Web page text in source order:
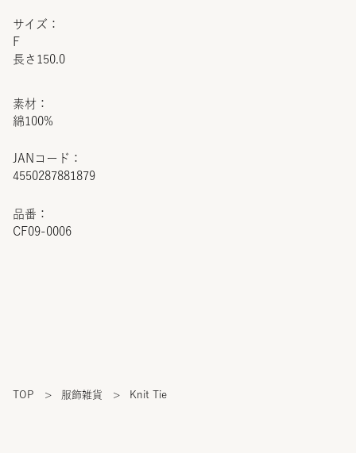
JANコード：
4550287881879
品番：
CF09-0006
サイズ：
F
長さ150.0
素材：
綿100%
TOP > 服飾雑貨 > Knit Tie